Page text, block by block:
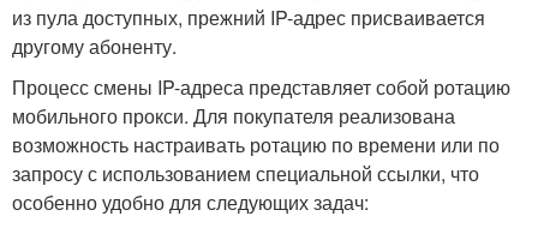
из пула доступных, прежний IP-адрес присваивается
другому абоненту.
Процесс смены IP-адреса представляет собой ротацию
мобильного прокси. Для покупателя реализована
возможность настраивать ротацию по времени или по
запросу с использованием специальной ссылки, что
особенно удобно для следующих задач: